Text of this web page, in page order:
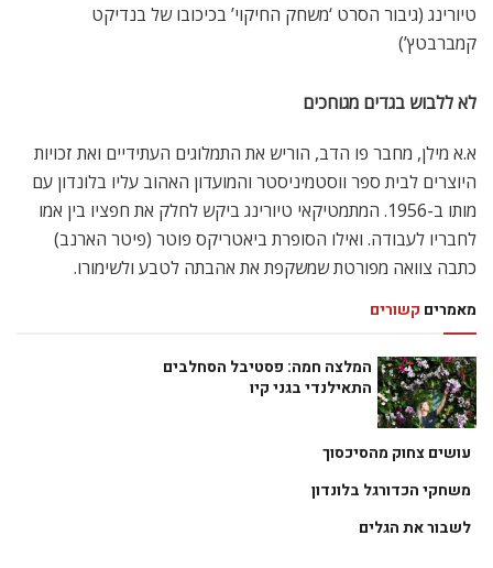
טיורינג (גיבור הסרט ‘משחק החיקוי’ בכיכובו של בנדיקט
קמברבטץ’)
לא ללבוש בגדים מגוחכים
א.א מילן, מחבר פו הדב, הוריש את התמלוגים העתידיים ואת זכויות
היוצרים לבית ספר ווסטמיניסטר והמועדון האהוב עליו בלונדון עם
מותו ב-1956. המתמטיקאי טיורינג ביקש לחלק את חפציו בין אמו
לחבריו לעבודה. ואילו הסופרת ביאטריקס פוטר (פיטר הארנב)
כתבה צוואה מפורטת שמשקפת את אהבתה לטבע ולשימורו.
מאמרים קשורים
המלצה חמה: פסטיבל הסחלבים
התאילנדי בגני קיו
עושים צחוק מהסיכסוך
משחקי הכדורגל בלונדון
לשבור את הגלים